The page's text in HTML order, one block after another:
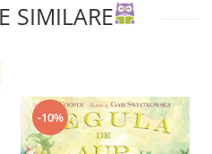
SIMILARE
-10%